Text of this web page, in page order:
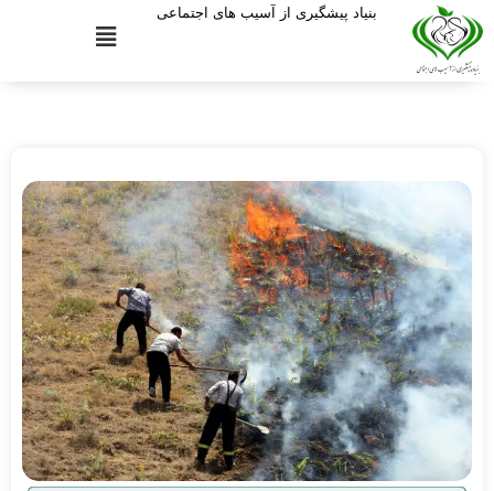
بنیاد پیشگیری از آسیب های اجتماعی